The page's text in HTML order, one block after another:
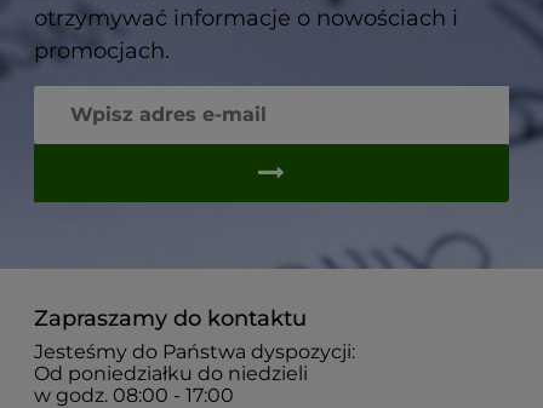
otrzymywać informacje o nowościach i
promocjach.
Zapraszamy do kontaktu
Jesteśmy do Państwa dyspozycji:
Od poniedziałku do niedzieli
w godz. 08:00 - 17:00